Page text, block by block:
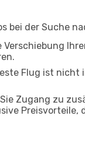
bei der Suche
Flug ist nicht
Zugang zu